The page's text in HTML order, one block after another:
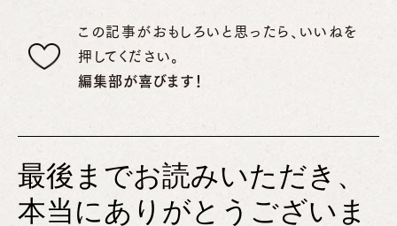
この記事がおもしろいと思ったら、いいねを
押してください。
編集部が喜びます！